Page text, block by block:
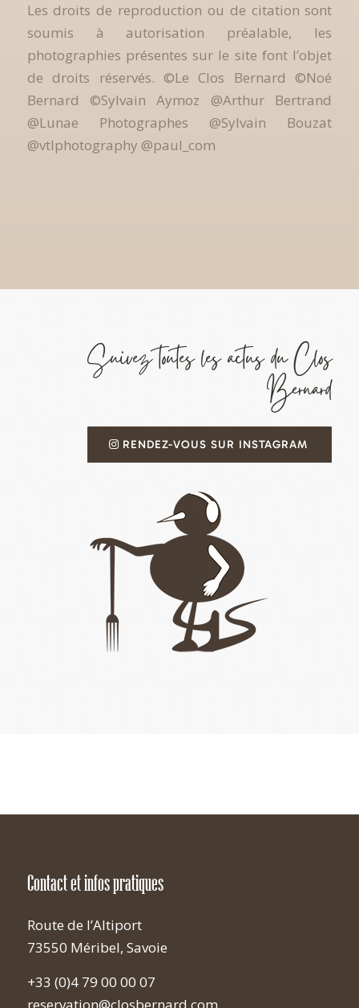
Les droits de reproduction ou de citation sont
soumis à autorisation préalable, les
photographies présentes sur le site font l’objet
de droits réservés. ©Le Clos Bernard ©Noé
Bernard ©Sylvain Aymoz @Arthur Bertrand
@Lunae Photographes @Sylvain Bouzat
@vtlphotography @paul_com
Suivez toutes les actus du Clos
Bernard
RENDEZ-VOUS SUR INSTAGRAM
Contact et infos pratiques
Route de l’Altiport
73550 Méribel, Savoie
+33 (0)4 79 00 00 07
reservation@closbernard.com